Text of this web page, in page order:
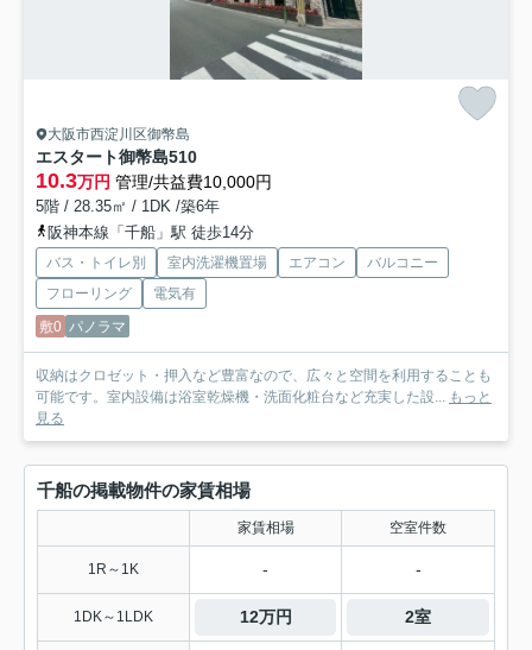
大阪市西淀川区御幣島
エスタート御幣島510
10.3万円 管理/共益費10,000円
5階 / 28.35㎡ / 1DK /築6年
阪神本線「千船」駅 徒歩14分
バス・トイレ別 室内洗濯機置場 エアコン
バルコニー
フローリング
電気有
敷0 パノラマ
収納はクロゼット・押入など豊富なので、広々と空間を利用することも
可能です。室内設備は浴室乾燥機・洗面化粧台など充実した設... もっと
見る
千船の掲載物件の家賃相場
家賃相場 空室件数
1R～1K - -
1DK～1LDK 12万円 2室